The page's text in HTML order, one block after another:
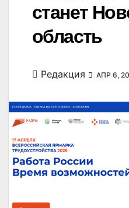
станет
область
Редакция АПР 6,